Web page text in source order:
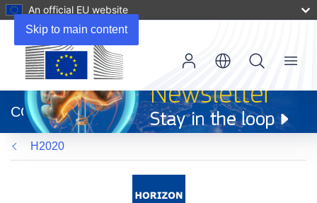
Skip to main content
An official EU website
new
window)
CORDIS
Menu
H2020